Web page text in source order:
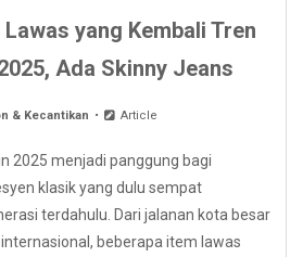
yang Kembali Tren
Ada Skinny Jeans
& Kecantikan Article
2025 menjadi panggung bagi
klasik yang dulu sempat
terdahulu. Dari jalanan kota besar
beberapa item lawas